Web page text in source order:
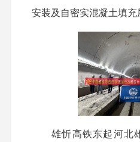
安装及自密实混凝土填充
雄忻高铁东起河北